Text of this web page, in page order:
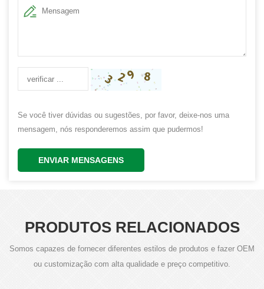
Se você tiver dúvidas ou sugestões, por favor, deixe-nos uma
mensagem, nós responderemos assim que pudermos!
ENVIAR MENSAGENS
PRODUTOS RELACIONADOS
Somos capazes de fornecer diferentes estilos de produtos e fazer OEM
ou customização com alta qualidade e preço competitivo.